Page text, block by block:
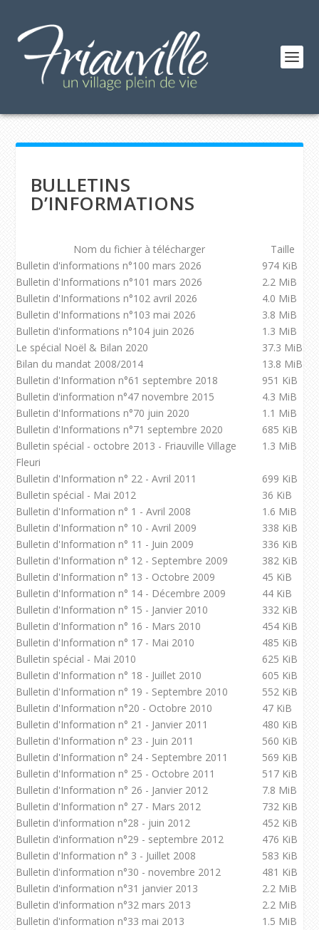
BULLETINS
D’INFORMATIONS
Nom du fichier à télécharger
Taille
Bulletin d'informations n°100 mars 2026
974 KiB
Bulletin d'Informations n°101 mars 2026
2.2 MiB
Bulletin d'Informations n°102 avril 2026
4.0 MiB
Bulletin d'Informations n°103 mai 2026
3.8 MiB
Bulletin d'informations n°104 juin 2026
1.3 MiB
Le spécial Noël & Bilan 2020
37.3 MiB
Bilan du mandat 2008/2014
13.8 MiB
Bulletin d'Information n°61 septembre 2018
951 KiB
Bulletin d'information n°47 novembre 2015
4.3 MiB
Bulletin d'Informations n°70 juin 2020
1.1 MiB
Bulletin d'Informations n°71 septembre 2020
685 KiB
Bulletin spécial - octobre 2013 - Friauville Village
Fleuri
1.3 MiB
Bulletin d'Information n° 22 - Avril 2011
699 KiB
Bulletin spécial - Mai 2012
36 KiB
Bulletin d'Information n° 1 - Avril 2008
1.6 MiB
Bulletin d'Information n° 10 - Avril 2009
338 KiB
Bulletin d'Information n° 11 - Juin 2009
336 KiB
Bulletin d'Information n° 12 - Septembre 2009
382 KiB
Bulletin d'Information n° 13 - Octobre 2009
45 KiB
Bulletin d'Information n° 14 - Décembre 2009
44 KiB
Bulletin d'Information n° 15 - Janvier 2010
332 KiB
Bulletin d'Information n° 16 - Mars 2010
454 KiB
Bulletin d'Information n° 17 - Mai 2010
485 KiB
Bulletin spécial - Mai 2010
625 KiB
Bulletin d'Information n° 18 - Juillet 2010
605 KiB
Bulletin d'Information n° 19 - Septembre 2010
552 KiB
Bulletin d'Information n°20 - Octobre 2010
47 KiB
Bulletin d'Information n° 21 - Janvier 2011
480 KiB
Bulletin d'Information n° 23 - Juin 2011
560 KiB
Bulletin d'Information n° 24 - Septembre 2011
569 KiB
Bulletin d'Information n° 25 - Octobre 2011
517 KiB
Bulletin d'Information n° 26 - Janvier 2012
7.8 MiB
Bulletin d'Information n° 27 - Mars 2012
732 KiB
Bulletin d'information n°28 - juin 2012
452 KiB
Bulletin d'information n°29 - septembre 2012
476 KiB
Bulletin d'Information n° 3 - Juillet 2008
583 KiB
Bulletin d'information n°30 - novembre 2012
481 KiB
Bulletin d'information n°31 janvier 2013
2.2 MiB
Bulletin d'information n°32 mars 2013
2.2 MiB
Bulletin d'information n°33 mai 2013
1.5 MiB